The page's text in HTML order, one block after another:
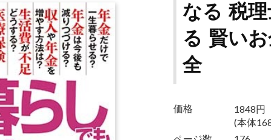
なる 税理
る 賢い
全
価格
1848円
(本体